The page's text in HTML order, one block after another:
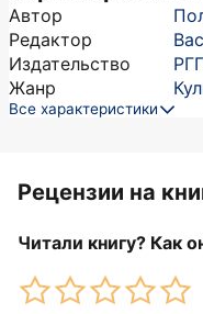
Автор
Редактор
Издательство
Жанр
Все характеристики
Рецензии на
Читали книгу? Как